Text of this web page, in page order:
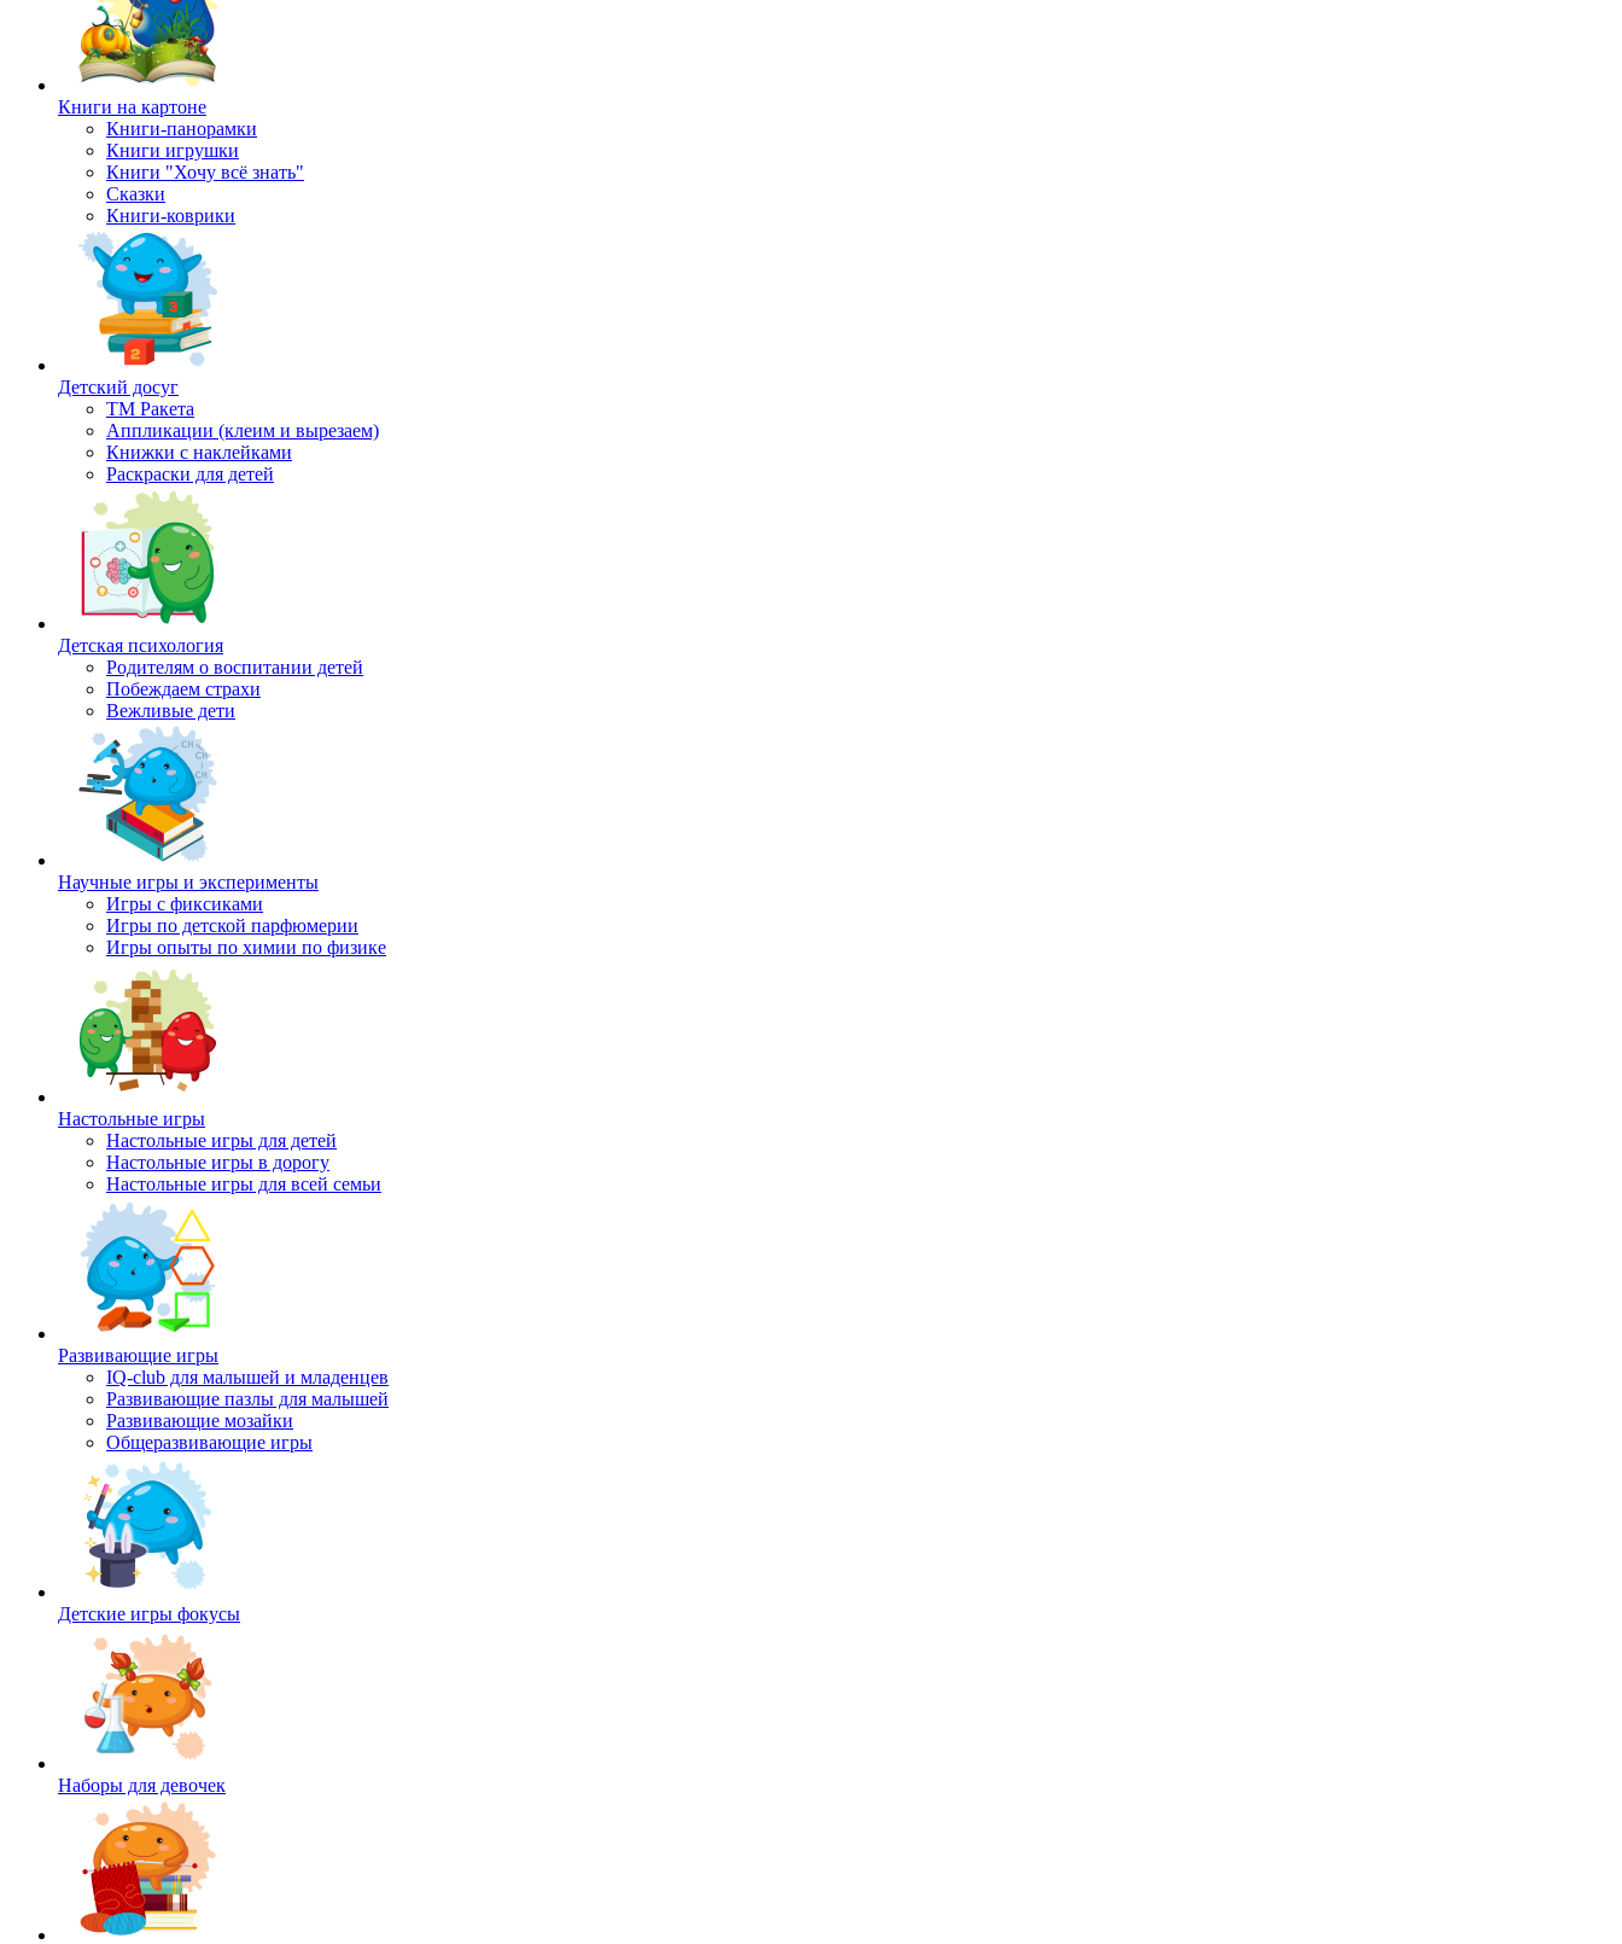
Книги на картоне
Книги-панорамки
Книги игрушки
Книги "Хочу всё знать"
Сказки
Книги-коврики
Детский досуг
ТМ Ракета
Аппликации (клеим и вырезаем)
Книжки с наклейками
Раскраски для детей
Детская психология
Родителям о воспитании детей
Побеждаем страхи
Вежливые дети
Научные игры и эксперименты
Игры с фиксиками
Игры по детской парфюмерии
Игры опыты по химии по физике
Настольные игры
Настольные игры для детей
Настольные игры в дорогу
Настольные игры для всей семьи
Развивающие игры
IQ-club для малышей и младенцев
Развивающие пазлы для малышей
Развивающие мозайки
Общеразвивающие игры
Детские игры фокусы
Наборы для девочек